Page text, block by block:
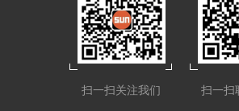
扫一扫关注我们 扫一扫